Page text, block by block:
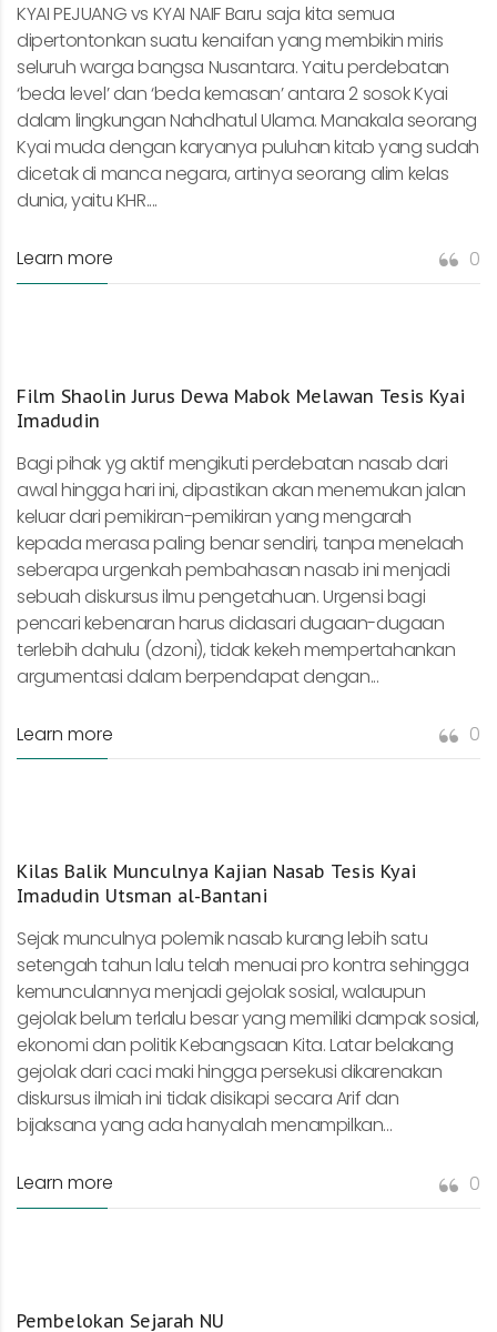
KYAI PEJUANG vs KYAI NAIF Baru saja kita semua
dipertontonkan suatu kenaifan yang membikin miris
seluruh warga bangsa Nusantara. Yaitu perdebatan
‘beda level’ dan ‘beda kemasan’ antara 2 sosok Kyai
dalam lingkungan Nahdhatul Ulama. Manakala seorang
Kyai muda dengan karyanya puluhan kitab yang sudah
dicetak di manca negara, artinya seorang alim kelas
dunia, yaitu KHR....
Learn more 0
Film Shaolin Jurus Dewa Mabok Melawan Tesis Kyai
Imadudin
Bagi pihak yg aktif mengikuti perdebatan nasab dari
awal hingga hari ini, dipastikan akan menemukan jalan
keluar dari pemikiran-pemikiran yang mengarah
kepada merasa paling benar sendiri, tanpa menelaah
seberapa urgenkah pembahasan nasab ini menjadi
sebuah diskursus ilmu pengetahuan. Urgensi bagi
pencari kebenaran harus didasari dugaan-dugaan
terlebih dahulu (dzoni), tidak kekeh mempertahankan
argumentasi dalam berpendapat dengan...
Learn more 0
Kilas Balik Munculnya Kajian Nasab Tesis Kyai
Imadudin Utsman al-Bantani
Sejak munculnya polemik nasab kurang lebih satu
setengah tahun lalu telah menuai pro kontra sehingga
kemunculannya menjadi gejolak sosial, walaupun
gejolak belum terlalu besar yang memiliki dampak sosial,
ekonomi dan politik Kebangsaan Kita. Latar belakang
gejolak dari caci maki hingga persekusi dikarenakan
diskursus ilmiah ini tidak disikapi secara Arif dan
bijaksana yang ada hanyalah menampilkan...
Learn more 0
Pembelokan Sejarah NU